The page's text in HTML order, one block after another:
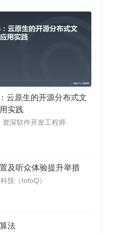
云原生的开源分布式文
实践
资深软件开发工程师
及听众体验提升举措
技（InfoQ）
法